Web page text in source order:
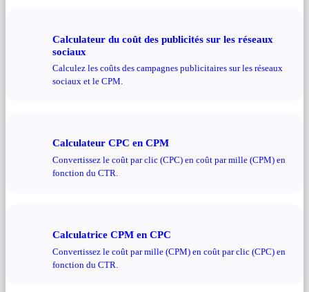
Calculateur du coût des publicités sur les réseaux
sociaux
Calculez les coûts des campagnes publicitaires sur les réseaux
sociaux et le CPM.
Calculateur CPC en CPM
Convertissez le coût par clic (CPC) en coût par mille (CPM) en
fonction du CTR.
Calculatrice CPM en CPC
Convertissez le coût par mille (CPM) en coût par clic (CPC) en
fonction du CTR.